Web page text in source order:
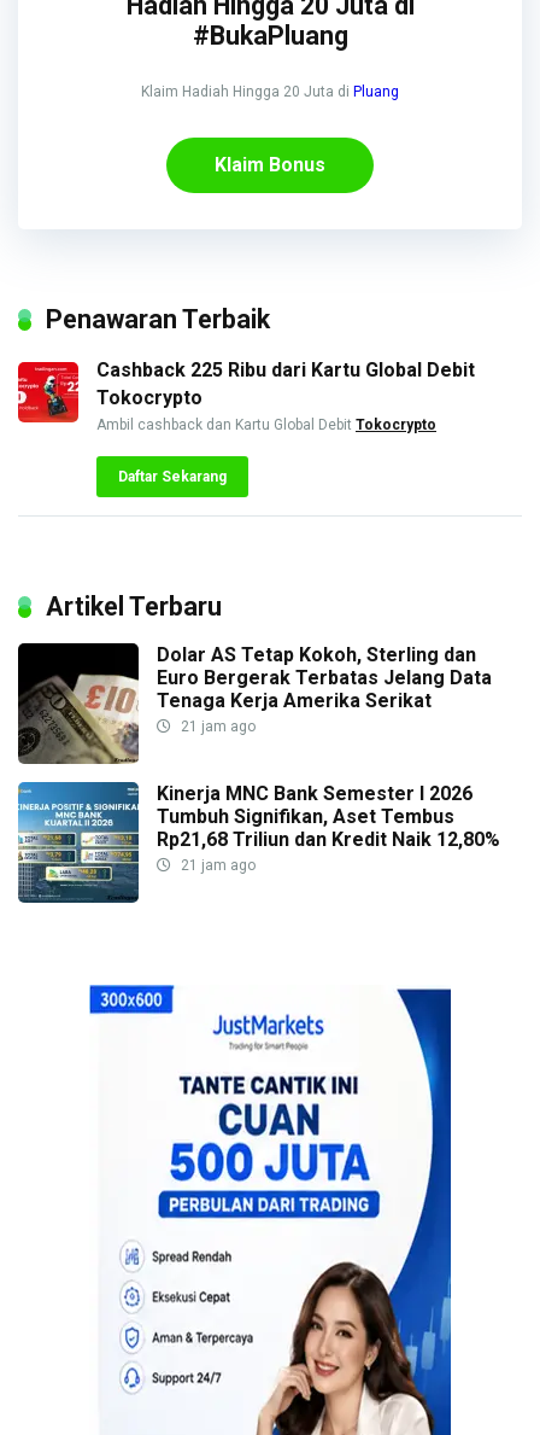
#BukaPluang
Klaim Hadiah Hingga 20 Juta di Pluang
Klaim Bonus
Penawaran Terbaik
Cashback 225 Ribu dari Kartu Global Debit
Tokocrypto
Ambil cashback dan Kartu Global Debit Tokocrypto
Daftar Sekarang
Artikel Terbaru
Dolar AS Tetap Kokoh, Sterling dan
Euro Bergerak Terbatas Jelang Data
Tenaga Kerja Amerika Serikat
21 jam ago
Kinerja MNC Bank Semester I 2026
Tumbuh Signifikan, Aset Tembus
Rp21,68 Triliun dan Kredit Naik 12,80%
21 jam ago